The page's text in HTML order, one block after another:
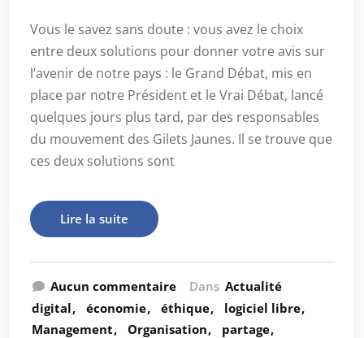
Vous le savez sans doute : vous avez le choix
entre deux solutions pour donner votre avis sur
l’avenir de notre pays : le Grand Débat, mis en
place par notre Président et le Vrai Débat, lancé
quelques jours plus tard, par des responsables
du mouvement des Gilets Jaunes. Il se trouve que
ces deux solutions sont
Lire la suite
Aucun commentaire Dans Actualité
digital
économie éthique
logiciel libre
Management
Organisation
partage